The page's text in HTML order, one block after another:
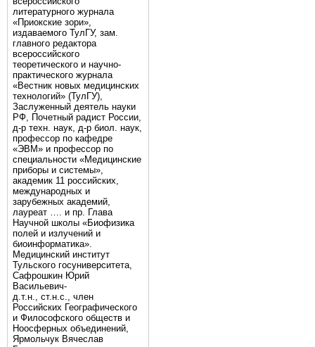
литературного журнала
«Приокские зори»,
издаваемого ТулГУ, зам.
главного редактора
всероссийского
теоретического и научно-
практического журнала
«Вестник новых медицинских
технологий» (ТулГУ),
Заслуженный деятель науки
РФ, Почетный радист России,
д-р техн. наук, д-р биол. наук,
профессор по кафедре
«ЭВМ» и профессор по
специальности «Медицинские
приборы и системы»,
академик 11 российских,
международных и
зарубежных академий,
лауреат …. и пр. Глава
Научной школы «Биофизика
полей и излучений и
биоинформатика».
Медицинский институт
Тульского госуниверситета,
Сафрошкин Юрий
Васильевич-
д.т.н., ст.н.с., член
Российских Географического
и Философского обществ и
Ноосферных объединений,
Ярмольчук Вячеслав